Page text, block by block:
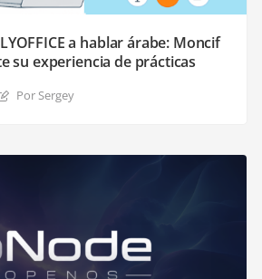
a hablar árabe: Moncif
su experiencia de prácticas
Por Sergey